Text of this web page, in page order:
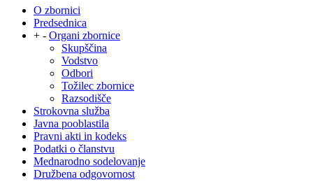
O zbornici
Predsednica
+ - Organi zbornice
Skupščina
Vodstvo
Odbori
Tožilec zbornice
Razsodišče
Strokovna služba
Javna pooblastila
Pravni akti in kodeks
Podatki o članstvu
Mednarodno sodelovanje
Družbena odgovornost